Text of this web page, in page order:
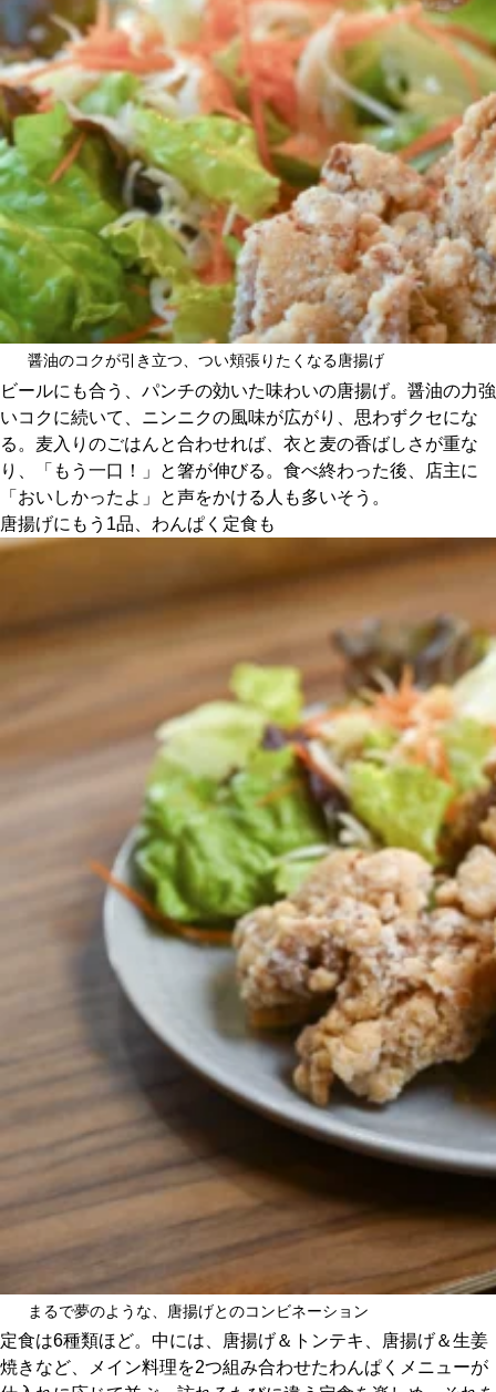
醤油のコクが引き立つ、つい頬張りたくなる唐揚げ
ビールにも合う、パンチの効いた味わいの唐揚げ。醤油の力強
いコクに続いて、ニンニクの風味が広がり、思わずクセにな
る。麦入りのごはんと合わせれば、衣と麦の香ばしさが重な
り、「もう一口！」と箸が伸びる。食べ終わった後、店主に
「おいしかったよ」と声をかける人も多いそう。
唐揚げにもう1品、わんぱく定食も
まるで夢のような、唐揚げとのコンビネーション
定食は6種類ほど。中には、唐揚げ＆トンテキ、唐揚げ＆生姜
焼きなど、メイン料理を2つ組み合わせたわんぱくメニューが